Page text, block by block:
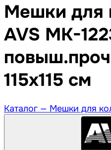
Мешки для
AVS MK-
115х115 см
Каталог — Мешки для